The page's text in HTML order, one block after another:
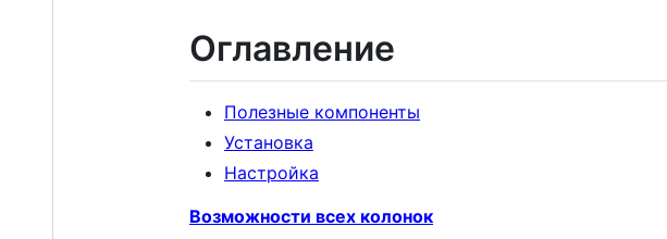
Оглавление
Полезные компоненты
Установка
Настройка
Возможности всех колонок